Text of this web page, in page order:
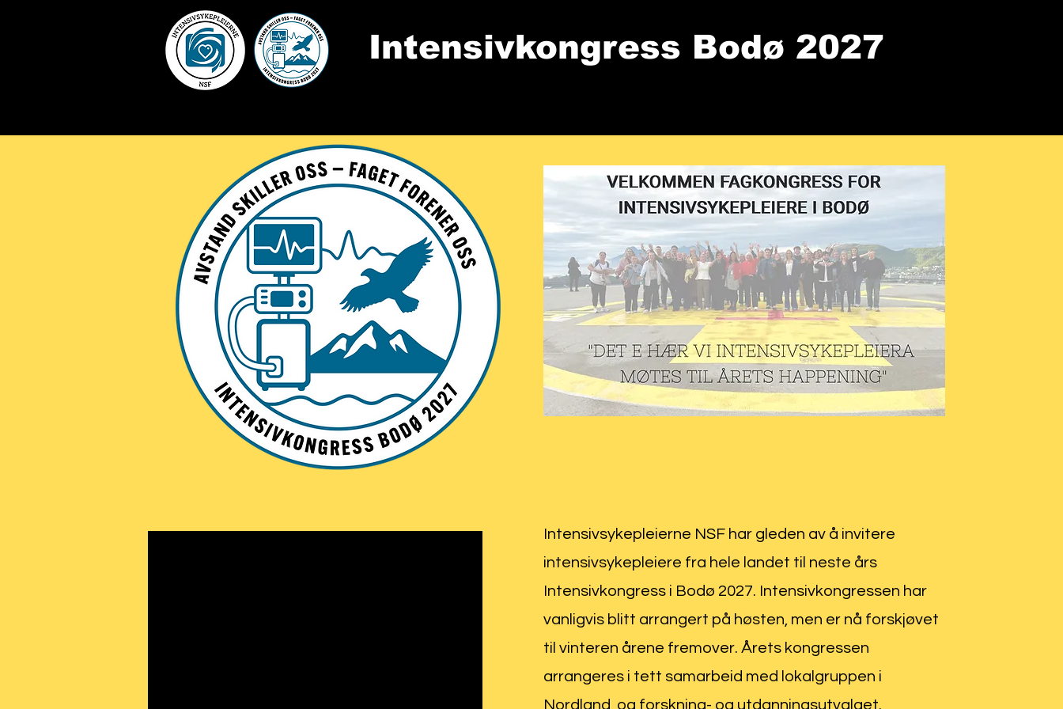
Intensivkongress Bodø 2027
Intensivsykepleierne NSF har gleden av å invitere
intensivsykepleiere fra hele landet til neste års
Intensivkongress i Bodø 2027. Intensivkongressen har
vanligvis blitt arrangert på høsten, men er nå forskjøvet
til vinteren årene fremover. Årets kongressen
arrangeres i tett samarbeid med lokalgruppen i
Nordland, og forskning- og utdanningsutvalget.